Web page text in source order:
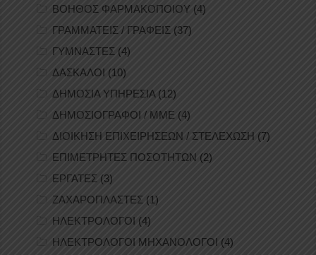
ΒΟΗΘΟΣ ΦΑΡΜΑΚΟΠΟΙΟΥ (4)
ΓΡΑΜΜΑΤΕΙΣ / ΓΡΑΦΕΙΣ (37)
ΓΥΜΝΑΣΤΕΣ (4)
ΔΑΣΚΑΛΟΙ (10)
ΔΗΜΟΣΙΑ ΥΠΗΡΕΣΙΑ(12)
ΔΗΜΟΣΙΟΓΡΑΦΟΙ / ΜΜΕ (4)
ΔΙΟΙΚΗΣΗ ΕΠΙΧΕΙΡΗΣΕΩΝ / ΣΤΕΛΕΧΩΣΗ (7)
ΕΠΙΜΕΤΡΗΤΕΣ ΠΟΣΟΤΗΤΩΝ (2)
ΕΡΓΑΤΕΣ (3)
ΖΑΧΑΡΟΠΛΑΣΤΕΣ (1)
ΗΛΕΚΤΡΟΛΟΓΟΙ (4)
ΗΛΕΚΤΡΟΛΟΓΟΙ ΜΗΧΑΝΟΛΟΓΟΙ (4)